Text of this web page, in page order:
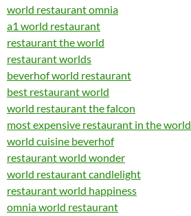
world restaurant omnia
a1 world restaurant
restaurant the world
restaurant worlds
beverhof world restaurant
best restaurant world
world restaurant the falcon
most expensive restaurant in the world
world cuisine beverhof
restaurant world wonder
world restaurant candlelight
restaurant world happiness
omnia world restaurant